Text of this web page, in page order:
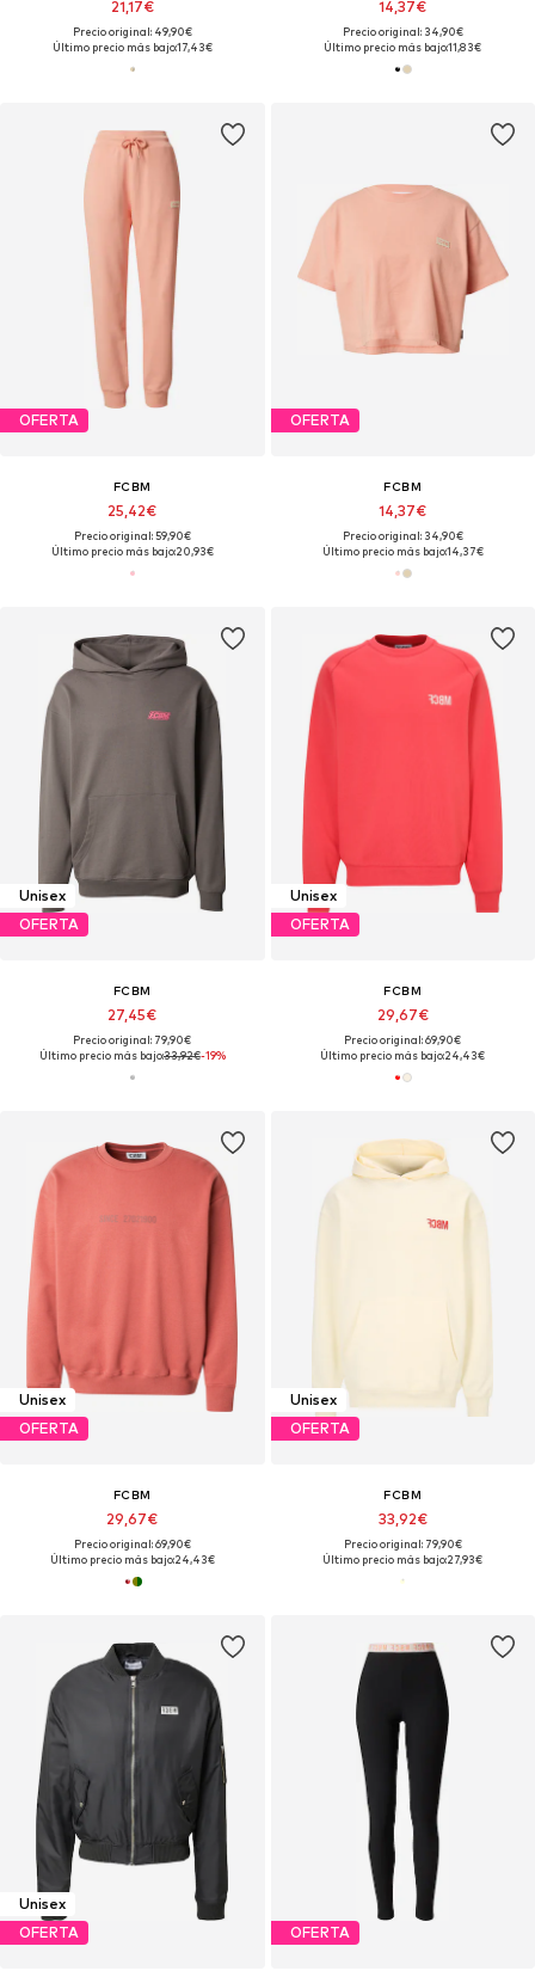
21,17€
Precio original: 49,90€
Último precio más bajo:17,43€
14,37€
Precio original: 34,90€
Último precio más bajo:11,83€
OFERTA
FCBM
25,42€
Precio original: 59,90€
Último precio más bajo:20,93€
OFERTA
FCBM
14,37€
Precio original: 34,90€
Último precio más bajo:14,37€
Unisex
OFERTA
FCBM
27,45€
Precio original: 79,90€
Último precio más bajo:33,92€-19%
Unisex
OFERTA
FCBM
29,67€
Precio original: 69,90€
Último precio más bajo:24,43€
Unisex
OFERTA
FCBM
29,67€
Precio original: 69,90€
Último precio más bajo:24,43€
Unisex
OFERTA
FCBM
33,92€
Precio original: 79,90€
Último precio más bajo:27,93€
Unisex
OFERTA
OFERTA